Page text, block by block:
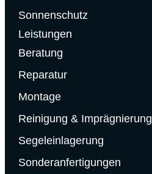
Sonnenschutz
Leistungen
Beratung
Reparatur
Montage
Reinigung & Imprägnierung
Segeleinlagerung
Sonderanfertigungen